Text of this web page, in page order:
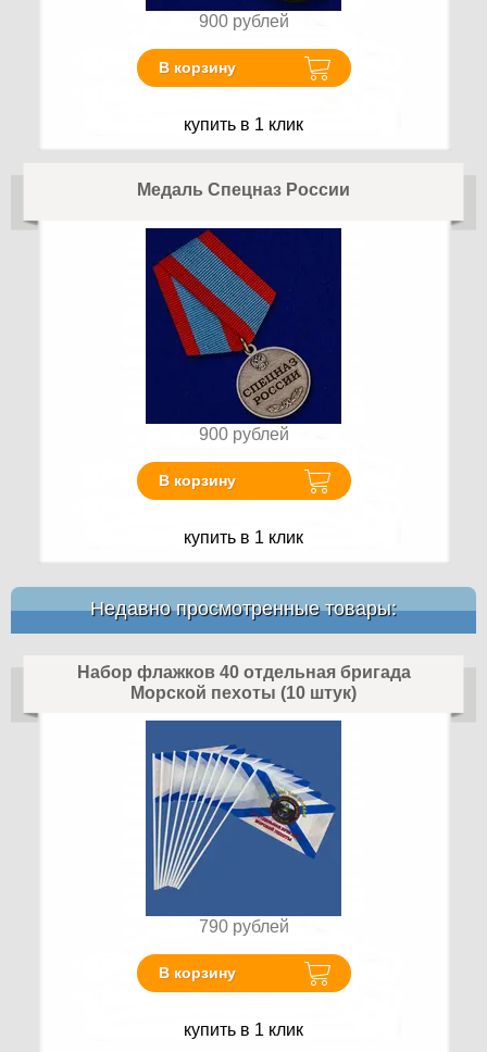
900 рублей
В корзину
купить в 1 клик
Медаль Спецназ России
900 рублей
В корзину
купить в 1 клик
Недавно просмотренные товары:
Набор флажков 40 отдельная бригада
Морской пехоты (10 штук)
790 рублей
В корзину
купить в 1 клик